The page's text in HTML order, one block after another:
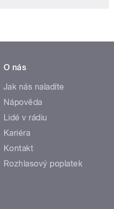
O nás
Jak nás naladíte
Nápověda
Lidé v rádiu
Kariéra
Kontakt
Rozhlasový poplatek